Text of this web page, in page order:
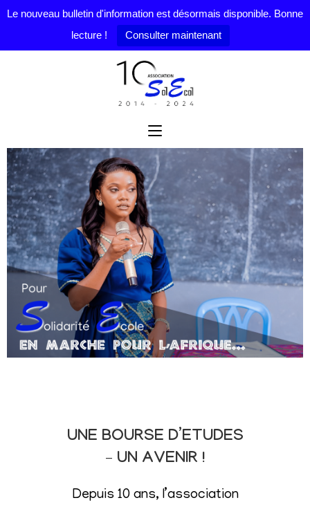
Le nouveau bulletin d'information est désormais disponible. Bonne
lecture !
Consulter maintenant
UNE BOURSE D’ETUDES
– UN AVENIR !
Depuis 10 ans, l’association